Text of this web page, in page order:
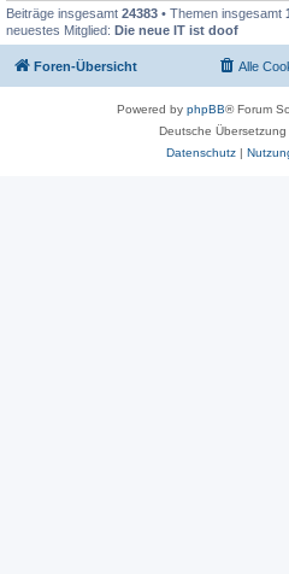
Beiträge insgesamt 24383 • Themen insgesamt
neuestes Mitglied: Die neue IT ist doof
Foren-Übersicht Alle
Powered by phpBB® Forum
Deutsche Übersetzung
Datenschutz|